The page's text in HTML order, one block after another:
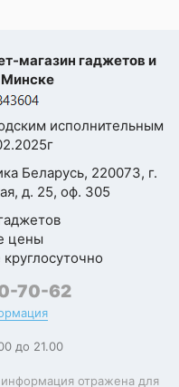
оптический
симметричные рамки
передатчик,
настраиваемая
и вес
магазин гаджетов и
Минске
исполнительным
Беларусь, 220073, г.
д. 25, оф. 305
цены
70-62
до 21.00
отражена для